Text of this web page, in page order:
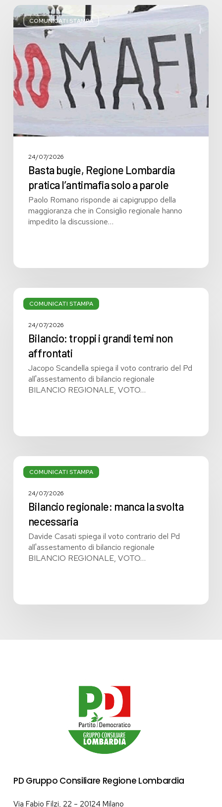
COMUNICATI STAMPA
Basta
bugie,
Regione
Lombardia
pratica
l’antimafia
solo
a
parole
24/07/2026
Basta bugie, Regione Lombardia
pratica l’antimafia solo a parole
Paolo Romano risponde ai capigruppo della
maggioranza che in Consiglio regionale hanno
impedito la discussione…
COMUNICATI STAMPA
Bilancio:
troppi
grandi
affrontati
24/07/2026
Bilancio: troppi i grandi temi non
affrontati
Jacopo Scandella spiega il voto contrario del Pd
all'assestamento di bilancio regionale
BILANCIO REGIONALE, VOTO…
COMUNICATI STAMPA
Bilancio
regionale:
svolta
24/07/2026
Bilancio regionale: manca la svolta
necessaria
Davide Casati spiega il voto contrario del Pd
all'assestamento di bilancio regionale
BILANCIO REGIONALE, VOTO…
PD Gruppo Consiliare Regione Lombardia
Via Fabio Filzi, 22 – 20124 Milano